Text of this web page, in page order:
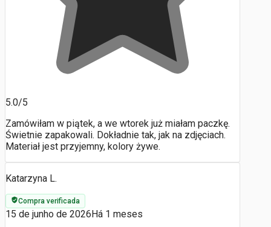
5.0/5
Zamówiłam w piątek, a we wtorek już miałam paczkę.
Świetnie zapakowali. Dokładnie tak, jak na zdjęciach.
Materiał jest przyjemny, kolory żywe.
Katarzyna L.
Compra verificada
15 de junho de 2026 Há 1 meses